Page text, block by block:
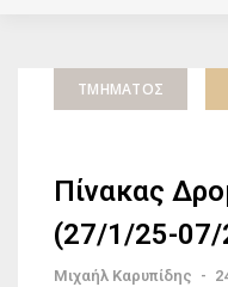
ΤΜΉΜΑΤΟΣ
Πίνακας
(27/1/25-
Μιχαήλ Καρυπίδης -